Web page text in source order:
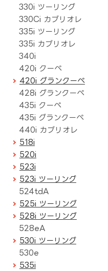
330i ツーリング
330Ci カブリオレ
335i ツーリング
335i カブリオレ
340i
420i クーペ
420i グランクーペ
428i グランクーペ
435i クーペ
435i グランクーペ
440i カブリオレ
518i
520i
523i
523i ツーリング
524tdA
525i ツーリング
528i ツーリング
528eA
530i ツーリング
530e
535i